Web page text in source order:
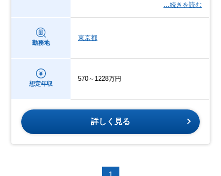
…続きを読む
勤務地
東京都
想定年収
570～1228万円
詳しく見る